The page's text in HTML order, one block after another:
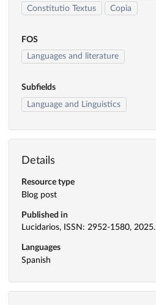
Constitutio Textus
Copia
FOS
Languages and literature
Subfields
Language and Linguistics
Details
Resource type
Blog post
Published in
Lucidarios, ISSN: 2952-1580, 2025.
Languages
Spanish